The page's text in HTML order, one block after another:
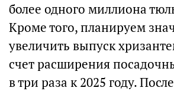
более одного миллиона
Кроме того, планируем
увеличить выпуск
счет расширения
в три раза к 2025 году.